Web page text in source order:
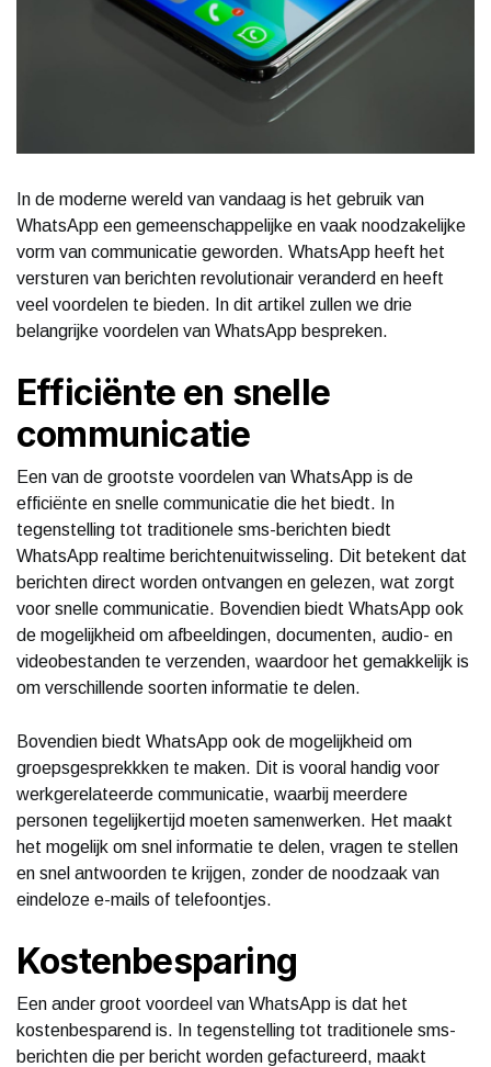
In de moderne wereld van vandaag is het gebruik van
WhatsApp een gemeenschappelijke en vaak noodzakelijke
vorm van communicatie geworden. WhatsApp heeft het
versturen van berichten revolutionair veranderd en heeft
veel voordelen te bieden. In dit artikel zullen we drie
belangrijke voordelen van WhatsApp bespreken.
Efficiënte en snelle
communicatie
Een van de grootste voordelen van WhatsApp is de
efficiënte en snelle communicatie die het biedt. In
tegenstelling tot traditionele sms-berichten biedt
WhatsApp realtime berichtenuitwisseling. Dit betekent dat
berichten direct worden ontvangen en gelezen, wat zorgt
voor snelle communicatie. Bovendien biedt WhatsApp ook
de mogelijkheid om afbeeldingen, documenten, audio- en
videobestanden te verzenden, waardoor het gemakkelijk is
om verschillende soorten informatie te delen.
Bovendien biedt WhatsApp ook de mogelijkheid om
groepsgesprekkken te maken. Dit is vooral handig voor
werkgerelateerde communicatie, waarbij meerdere
personen tegelijkertijd moeten samenwerken. Het maakt
het mogelijk om snel informatie te delen, vragen te stellen
en snel antwoorden te krijgen, zonder de noodzaak van
eindeloze e-mails of telefoontjes.
Kostenbesparing
Een ander groot voordeel van WhatsApp is dat het
kostenbesparend is. In tegenstelling tot traditionele sms-
berichten die per bericht worden gefactureerd, maakt